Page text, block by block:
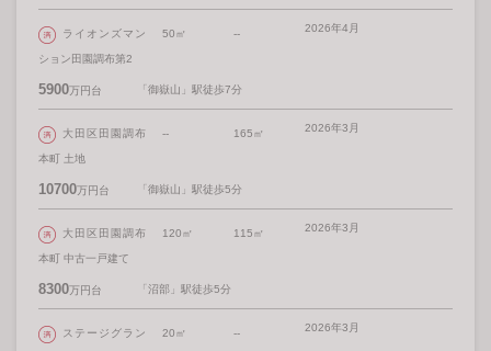
ライオンズマン
ション田園調布第2
2026年4月
5900万円台
50㎡ --
「御嶽山」駅徒歩7分
大田区田園調布
本町 土地
2026年3月
10700万円台
-- 165㎡
「御嶽山」駅徒歩5分
大田区田園調布
本町 中古一戸建て
2026年3月
8300万円台
120㎡ 115㎡
「沼部」駅徒歩5分
ステージグラン 2026年3月
20㎡ --